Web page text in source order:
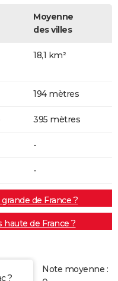
Moyenne
des villes
18,1 km²
194 mètres
395 mètres
-
-
de France ?
haute de France ?
?
Note moyenne :